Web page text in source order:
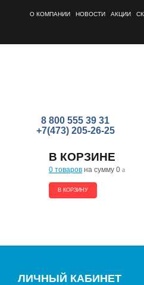
О КОМПАНИИ НОВОСТИ АКЦИИ
8 800 555 39 31
+7(473) 205-26-25
В КОРЗИНЕ
0 товаров на сумму 0 a
В КОРЗИНУ
ЛИЧНЫЙ КАБИНЕТ